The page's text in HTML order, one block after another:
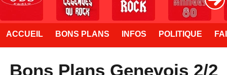
ACCUEIL BONS PLANS INFOS POLITIQUE
Bons Plans Genevois 2/2